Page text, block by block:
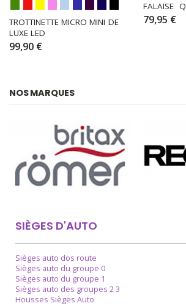
TROTTINETTE MICRO MINI DE
LUXE LED
99,90 €
FALAISE
79,95 €
NOS MARQUES
SIÈGES D'AUTO
Sièges auto dos route
Sièges auto du groupe 0
Sièges auto du groupe 1
Sièges auto des groupes 2 3
Housses Sièges Auto